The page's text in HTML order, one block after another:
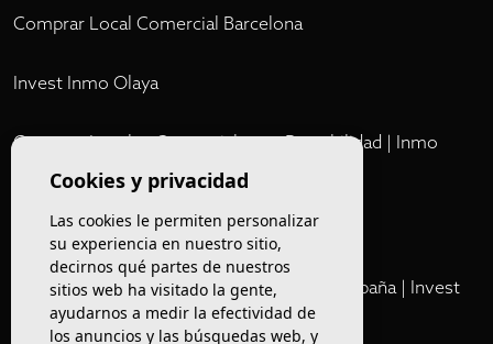
Comprar Local Comercial Barcelona
Invest Inmo Olaya
Comprar Locales Comerciales en Rentabilidad | Inmo
Olaya
Cartera Privada de Activos Hoteleros en España | Invest
Inmo Olaya
Cookies y privacidad
Las cookies le permiten personalizar
su experiencia en nuestro sitio,
decirnos qué partes de nuestros
sitios web ha visitado la gente,
ayudarnos a medir la efectividad de
los anuncios y las búsquedas web, y